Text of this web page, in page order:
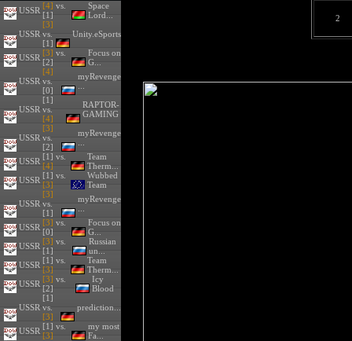
USSR [4] vs.
[1]
Space
Lord...
USSR
[3]
vs.
[1]
Unity.eSports
USSR [3] vs.
[2]
Focus on
G...
USSR
[4]
vs.
[0]
myRevenge
USSR
[1]
vs.
[4]
RAPTOR-
GAMING
USSR
[3]
vs.
[2]
myRevenge
USSR [1] vs.
[4]
Team
Therm...
USSR [1] vs.
[3]
Wubbed
Team
USSR
[3]
vs.
[1]
myRevenge
USSR [3] vs.
[0]
Focus on
G...
USSR [3] vs.
[1]
Russian
un...
USSR [1] vs.
[3]
Team
Therm...
USSR [3] vs.
[2]
Icy
Blood
USSR
[1]
vs.
[3]
prediction...
USSR [1] vs.
[3]
my most
Fa...
2